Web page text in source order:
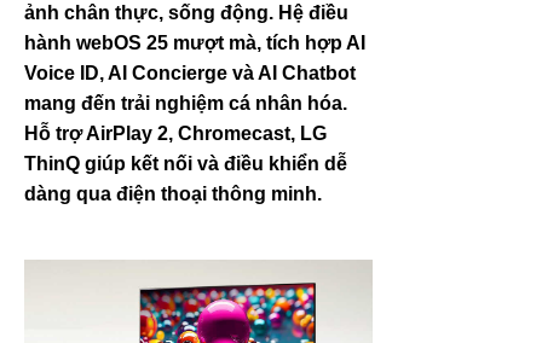
ảnh chân thực, sống động. Hệ điều
hành webOS 25 mượt mà, tích hợp AI
Voice ID, AI Concierge và AI Chatbot
mang đến trải nghiệm cá nhân hóa.
Hỗ trợ AirPlay 2, Chromecast, LG
ThinQ giúp kết nối và điều khiển dễ
dàng qua điện thoại thông minh.